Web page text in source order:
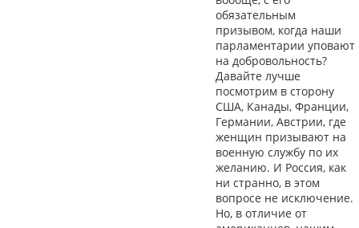
обязательным
призывом, когда наши
парламентарии уповают
на добровольность?
Давайте лучше
посмотрим в сторону
США, Канады, Франции,
Германии, Австрии, где
женщин призывают на
военную службу по их
желанию. И Россия, как
ни странно, в этом
вопросе не исключение.
Но, в отличие от